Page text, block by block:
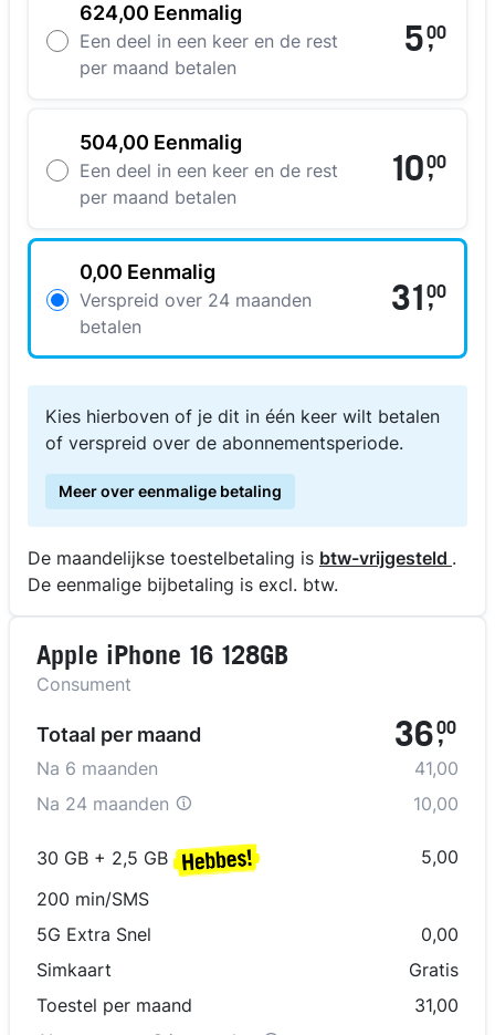
624,00 Eenmalig
Een deel in een keer en de rest
per maand betalen
5,
00
504,00 Eenmalig
Een deel in een keer en de rest
per maand betalen
10,
00
0,00 Eenmalig
Verspreid over 24 maanden
betalen
31 ,
00
Kies hierboven of je dit in één keer wilt betalen
of verspreid over de abonnementsperiode.
Meer over eenmalige betaling
De maandelijkse toestelbetaling is btw-vrijgesteld .
De eenmalige bijbetaling is excl. btw.
Apple iPhone 16 128GB
Consument
Totaal per maand 36,
00
Na 6 maanden
41,00
Na 24 maanden 10,00
30 GB + 2,5 GB
5,00
200 min/SMS
5G Extra Snel
0,00
Simkaart
Gratis
Toestel per maand
31,00